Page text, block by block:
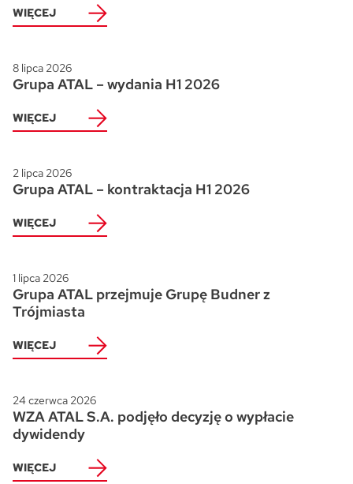
WIĘCEJ
8 lipca 2026
Grupa ATAL – wydania H1 2026
WIĘCEJ
2 lipca 2026
Grupa ATAL – kontraktacja H1 2026
WIĘCEJ
1 lipca 2026
Grupa ATAL przejmuje Grupę Budner z
Trójmiasta
WIĘCEJ
24 czerwca 2026
WZA ATAL S.A. podjęło decyzję o wypłacie
dywidendy
WIĘCEJ